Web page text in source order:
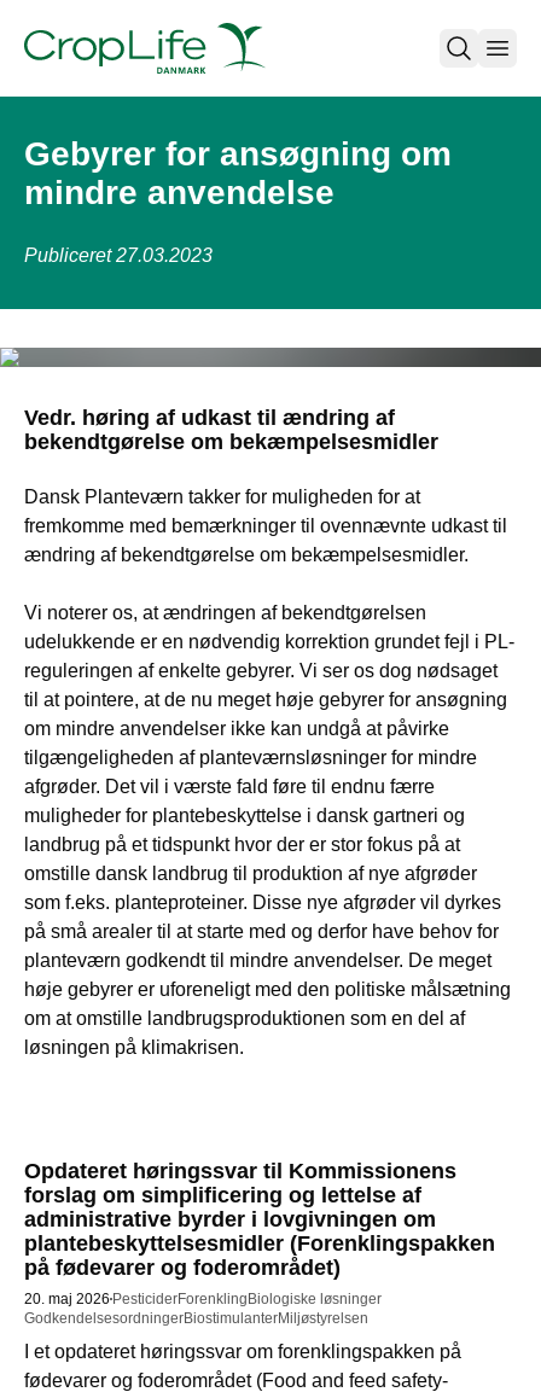
open
Gebyrer for ansøgning om
mindre anvendelse
Publiceret 27.03.2023
Vedr. høring af udkast til ændring af
bekendtgørelse om bekæmpelsesmidler
Dansk Planteværn takker for muligheden for at
fremkomme med bemærkninger til ovennævnte udkast til
ændring af bekendtgørelse om bekæmpelsesmidler.
Vi noterer os, at ændringen af bekendtgørelsen
udelukkende er en nødvendig korrektion grundet fejl i PL-
reguleringen af enkelte gebyrer. Vi ser os dog nødsaget
til at pointere, at de nu meget høje gebyrer for ansøgning
om mindre anvendelser ikke kan undgå at påvirke
tilgængeligheden af planteværnsløsninger for mindre
afgrøder. Det vil i værste fald føre til endnu færre
muligheder for plantebeskyttelse i dansk gartneri og
landbrug på et tidspunkt hvor der er stor fokus på at
omstille dansk landbrug til produktion af nye afgrøder
som f.eks. planteproteiner. Disse nye afgrøder vil dyrkes
på små arealer til at starte med og derfor have behov for
planteværn godkendt til mindre anvendelser. De meget
høje gebyrer er uforeneligt med den politiske målsætning
om at omstille landbrugsproduktionen som en del af
løsningen på klimakrisen.
Opdateret høringssvar til Kommissionens
forslag om simplificering og lettelse af
administrative byrder i lovgivningen om
plantebeskyttelsesmidler (Forenklingspakken
på fødevarer og foderområdet)
20. maj 2026 PesticiderForenkling Biologiske løsninger
GodkendelsesordningerBiostimulanterMiljøstyrelsen
I et opdateret høringssvar om forenklingspakken på
fødevarer og foderområdet (Food and feed safety-